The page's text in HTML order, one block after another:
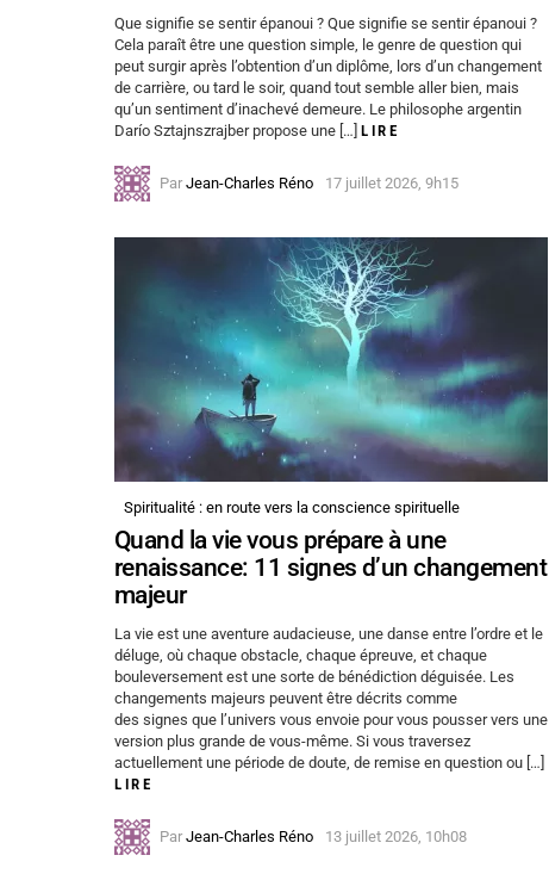
Que signifie se sentir épanoui ? Que signifie se sentir épanoui ?
Cela paraît être une question simple, le genre de question qui
peut surgir après l’obtention d’un diplôme, lors d’un changement
de carrière, ou tard le soir, quand tout semble aller bien, mais
qu’un sentiment d’inachevé demeure. Le philosophe argentin
Darío Sztajnszrajber propose une […] LIRE
Par Jean-Charles Réno 17 juillet 2026, 9h15
Spiritualité : en route vers la conscience spirituelle
Quand la vie vous prépare à une
renaissance: 11 signes d’un changement
majeur
La vie est une aventure audacieuse, une danse entre l’ordre et le
déluge, où chaque obstacle, chaque épreuve, et chaque
bouleversement est une sorte de bénédiction déguisée. Les
changements majeurs peuvent être décrits comme
des signes que l’univers vous envoie pour vous pousser vers une
version plus grande de vous-même. Si vous traversez
actuellement une période de doute, de remise en question ou […]
LIRE
Par Jean-Charles Réno 13 juillet 2026, 10h08